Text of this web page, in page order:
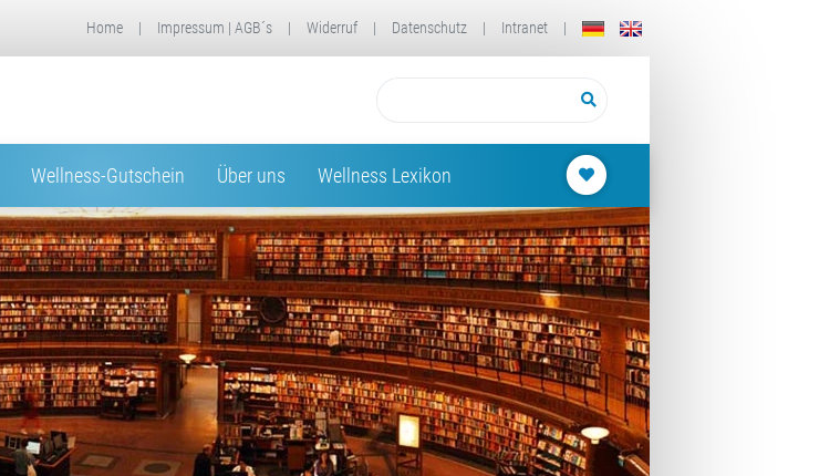
Home | Impressum | AGB´s | Widerruf | Datenschutz | Intranet |
Wellness-Gutschein Über uns Wellness Lexikon